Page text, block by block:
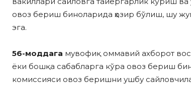
овоз бериш биноларида ҳозир бўлиш, шу
эга.
56-моддага мувофиқ оммавий ахборот
ёки бошқа сабабларга кўра овоз бериш
комиссияси овоз беришни ушбу